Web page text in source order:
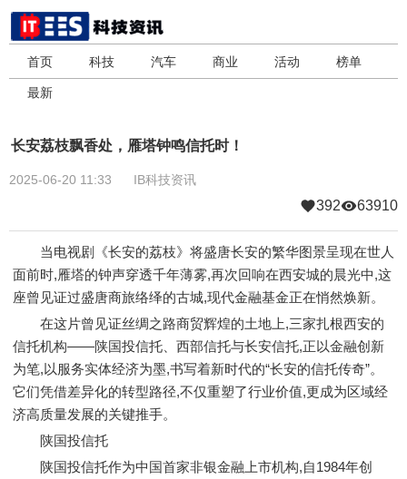
首页 科技 汽车 商业 活动 榜单
最新
长安荔枝飘香处，雁塔钟鸣信托时！
2025-06-20 11:33 IB科技资讯
392 63910
当电视剧《长安的荔枝》将盛唐长安的繁华图景呈现在世人
面前时,雁塔的钟声穿透千年薄雾,再次回响在西安城的晨光中,这
座曾见证过盛唐商旅络绎的古城,现代金融基金正在悄然焕新。
在这片曾见证丝绸之路商贸辉煌的土地上,三家扎根西安的
信托机构——陕国投信托、西部信托与长安信托,正以金融创新
为笔,以服务实体经济为墨,书写着新时代的“长安的信托传奇”。
它们凭借差异化的转型路径,不仅重塑了行业价值,更成为区域经
济高质量发展的关键推手。
陕国投信托
陕国投信托作为中国首家非银金融上市机构,自1984年创